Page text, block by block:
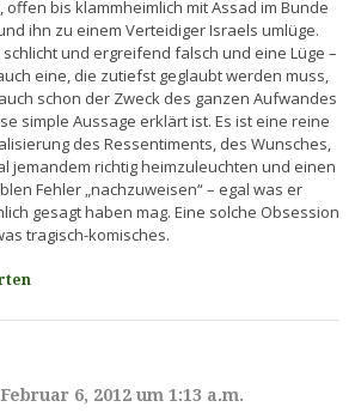
offen bis klammheimlich mit Assad im Bunde
ihn zu einem Verteidiger Israels umlüge.
schlicht und ergreifend falsch und eine Lüge –
eine, die zutiefst geglaubt werden muss,
schon der Zweck des ganzen Aufwandes
simple Aussage erklärt ist. Es ist eine reine
des Ressentiments, des Wunsches,
jemandem richtig heimzuleuchten und einen
Fehler „nachzuweisen“ – egal was er
gesagt haben mag. Eine solche Obsession
tragisch-komisches.
Februar 6, 2012 um 1:13 a.m.